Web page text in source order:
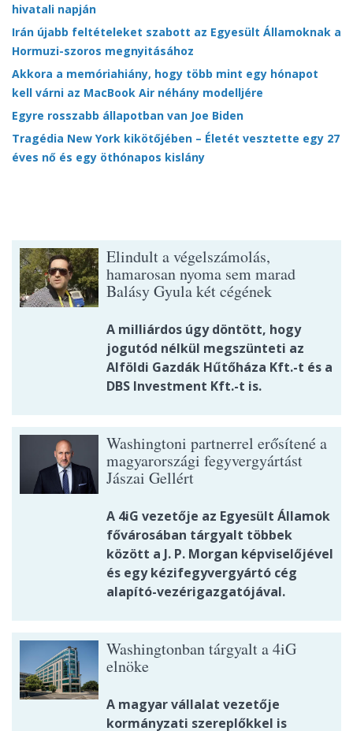
hivatali napján
Irán újabb feltételeket szabott az Egyesült Államoknak a
Hormuzi-szoros megnyitásához
Akkora a memóriahiány, hogy több mint egy hónapot
kell várni az MacBook Air néhány modelljére
Egyre rosszabb állapotban van Joe Biden
Tragédia New York kikötőjében – Életét vesztette egy 27
éves nő és egy öthónapos kislány
Elindult a végelszámolás,
hamarosan nyoma sem marad
Balásy Gyula két cégének
A milliárdos úgy döntött, hogy
jogutód nélkül megszünteti az
Alföldi Gazdák Hűtőháza Kft.-t és a
DBS Investment Kft.-t is.
Washingtoni partnerrel erősítené a
magyarországi fegyvergyártást
Jászai Gellért
A 4iG vezetője az Egyesült Államok
fővárosában tárgyalt többek
között a J. P. Morgan képviselőjével
és egy kézifegyvergyártó cég
alapító-vezérigazgatójával.
Washingtonban tárgyalt a 4iG
elnöke
A magyar vállalat vezetője
kormányzati szereplőkkel is